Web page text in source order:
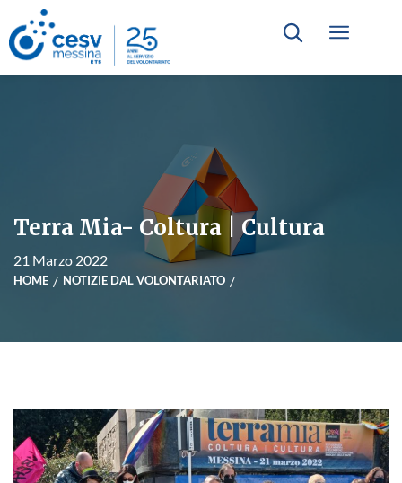
Terra Mia- Coltura | Cultura
21 Marzo 2022
HOME NOTIZIE DAL VOLONTARIATO